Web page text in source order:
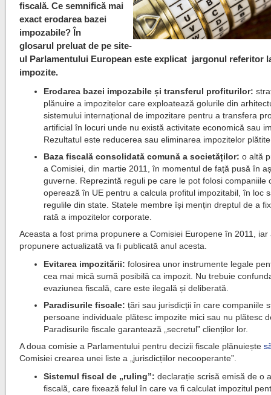
fiscală. Ce semnifică mai
exact erodarea bazei
impozabile? În
glosarul preluat de pe site-
ul Parlamentului European este explicat jargonul referitor
impozite.
Erodarea bazei impozabile și transferul profiturilor:
plănuire a impozitelor care exploatează golurile din
sistemului internațional de impozitare pentru a transfera
artificial în locuri unde nu există activitate economică sau
Rezultatul este reducerea sau eliminarea impozitelor
Baza fiscală consolidată comună a societăților: o altă
a Comisiei, din martie 2011, în momentul de față pusă în
guverne. Reprezintă reguli pe care le pot folosi companiile
operează în UE pentru a calcula profitul impozitabil, în loc
regulile din state. Statele membre își mențin dreptul de a
rată a impozitelor corporate.
Aceasta a fost prima propunere a Comisiei Europene în 2011, iar
propunere actualizată va fi publicată anul acesta.
Evitarea impozitării: folosirea unor instrumente legale
cea mai mică sumă posibilă ca impozit. Nu trebuie
evaziunea fiscală, care este ilegală și deliberată.
Paradisurile fiscale: țări sau jurisdicții în care companiile
persoane individuale plătesc impozite mici sau nu plătesc
Paradisurile fiscale garantează „secretul” clienților lor.
A doua comisie a Parlamentului pentru decizii fiscale plănuiește
Comisiei crearea unei liste a „jurisdicțiilor necooperante”.
Sistemul fiscal de „ruling”:declarație scrisă emisă de o
fiscală, care fixează felul în care va fi calculat impozitul